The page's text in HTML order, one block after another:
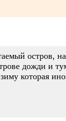
остров,
дожди и
которая